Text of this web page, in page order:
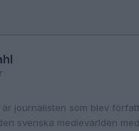
är journalisten som blev
svenska medievärlden